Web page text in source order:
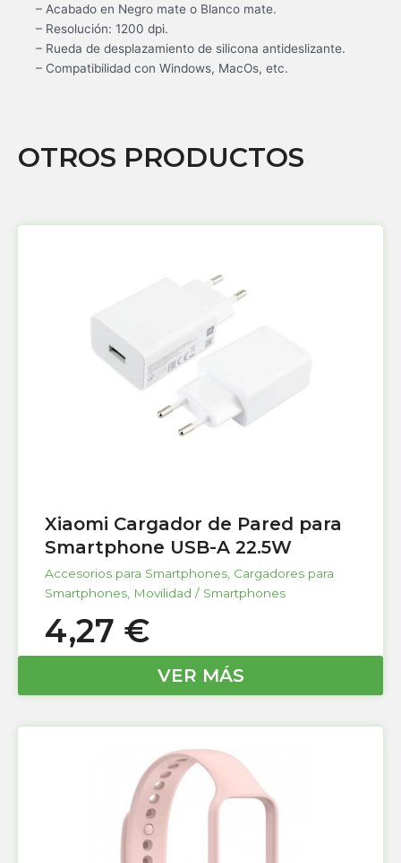
– Acabado en Negro mate o Blanco mate.
– Resolución: 1200 dpi.
– Rueda de desplazamiento de silicona antideslizante.
– Compatibilidad con Windows, MacOs, etc.
OTROS PRODUCTOS
Xiaomi Cargador de Pared para
Smartphone USB-A 22.5W
Accesorios para Smartphones, Cargadores para
Smartphones, Movilidad / Smartphones
4,27 €
VER MÁS